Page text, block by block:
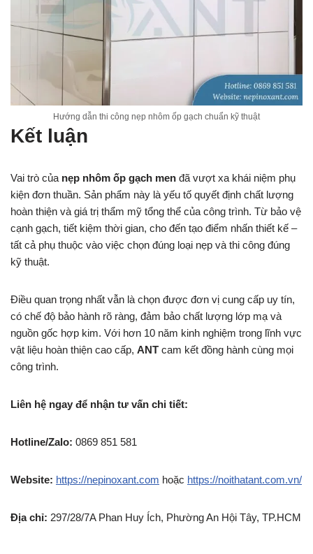
Hướng dẫn thi công nẹp nhôm ốp gạch chuẩn kỹ thuật
Kết luận
Vai trò của nẹp nhôm ốp gạch men đã vượt xa khái niệm phụ
kiện đơn thuần. Sản phẩm này là yếu tố quyết định chất lượng
hoàn thiện và giá trị thẩm mỹ tổng thể của công trình. Từ bảo vệ
cạnh gạch, tiết kiệm thời gian, cho đến tạo điểm nhấn thiết kế –
tất cả phụ thuộc vào việc chọn đúng loại nẹp và thi công đúng
kỹ thuật.
Điều quan trọng nhất vẫn là chọn được đơn vị cung cấp uy tín,
có chế độ bảo hành rõ ràng, đảm bảo chất lượng lớp mạ và
nguồn gốc hợp kim. Với hơn 10 năm kinh nghiệm trong lĩnh vực
vật liệu hoàn thiện cao cấp, ANT cam kết đồng hành cùng mọi
công trình.
Liên hệ ngay để nhận tư vấn chi tiết:
Hotline/Zalo: 0869 851 581
Website: https://nepinoxant.com hoặc https://noithatant.com.vn/
Địa chỉ: 297/28/7A Phan Huy Ích, Phường An Hội Tây, TP.HCM